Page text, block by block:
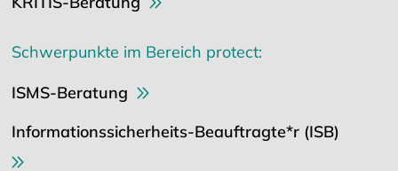
Schwerpunkte im Bereich protect:
ISMS-Beratung
Informationssicherheits-Beauftragte*r (ISB)